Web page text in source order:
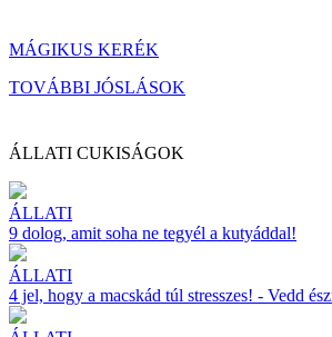
MÁGIKUS KERÉK
TOVÁBBI JÓSLÁSOK
ÁLLATI CUKISÁGOK
ÁLLATI
9 dolog, amit soha ne tegyél a kutyáddal!
ÁLLATI
4 jel, hogy a macskád túl stresszes! - Vedd